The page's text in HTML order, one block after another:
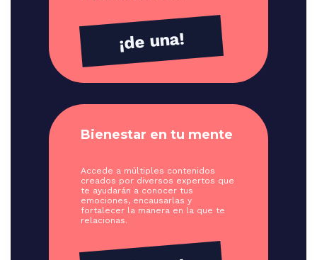
¡de una!
Bienestar en tu mente
Accede a múltiples contenidos
creados por diversos expertos que
te ayudarán a conocer tus
emociones, encausarlas y
fortalecer la manera en la que te
relacionas.